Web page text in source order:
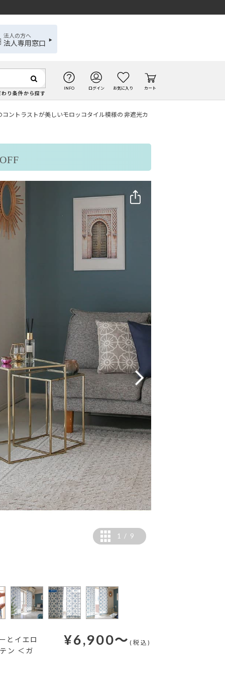
法人の方へ
法人専用窓口
わり条件から探す
INFO ログイン お気に入り カート
ントラストが美しいモロッコタイル模様の 非遮光カ
1 / 9
とイエロ
ン ＜ガ
¥6,900～(税込)